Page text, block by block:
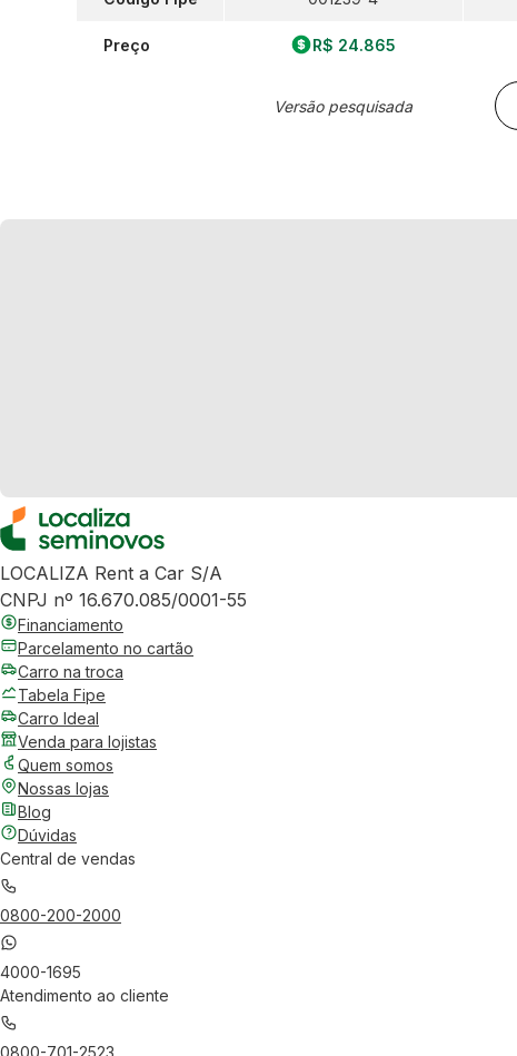
Preço R$ 24.865
Versão pesquisada
LOCALIZA Rent a Car S/A
CNPJ nº 16.670.085/0001-55
Financiamento
Parcelamento no cartão
Carro na troca
Tabela Fipe
Carro Ideal
Venda para lojistas
Quem somos
Nossas lojas
Blog
Dúvidas
Central de vendas
0800-200-2000
4000-1695
Atendimento ao cliente
0800-701-2523